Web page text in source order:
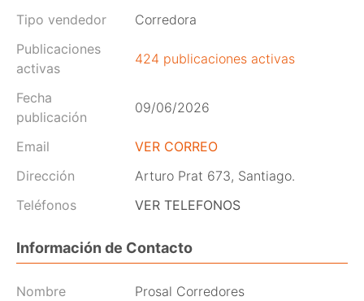
Tipo vendedor
Corredora
Publicaciones
activas
424 publicaciones activas
Fecha
publicación
09/06/2026
Email
VER CORREO
Dirección
Arturo Prat 673, Santiago.
Teléfonos
VER TELEFONOS
Información de Contacto
Nombre
Prosal Corredores